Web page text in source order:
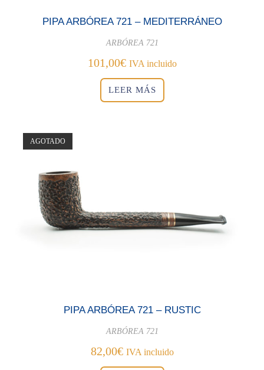
PIPA ARBÓREA 721 – MEDITERRÁNEO
ARBÓREA 721
101,00€ IVA incluido
LEER MÁS
AGOTADO
PIPA ARBÓREA 721 – RUSTIC
ARBÓREA 721
82,00€ IVA incluido